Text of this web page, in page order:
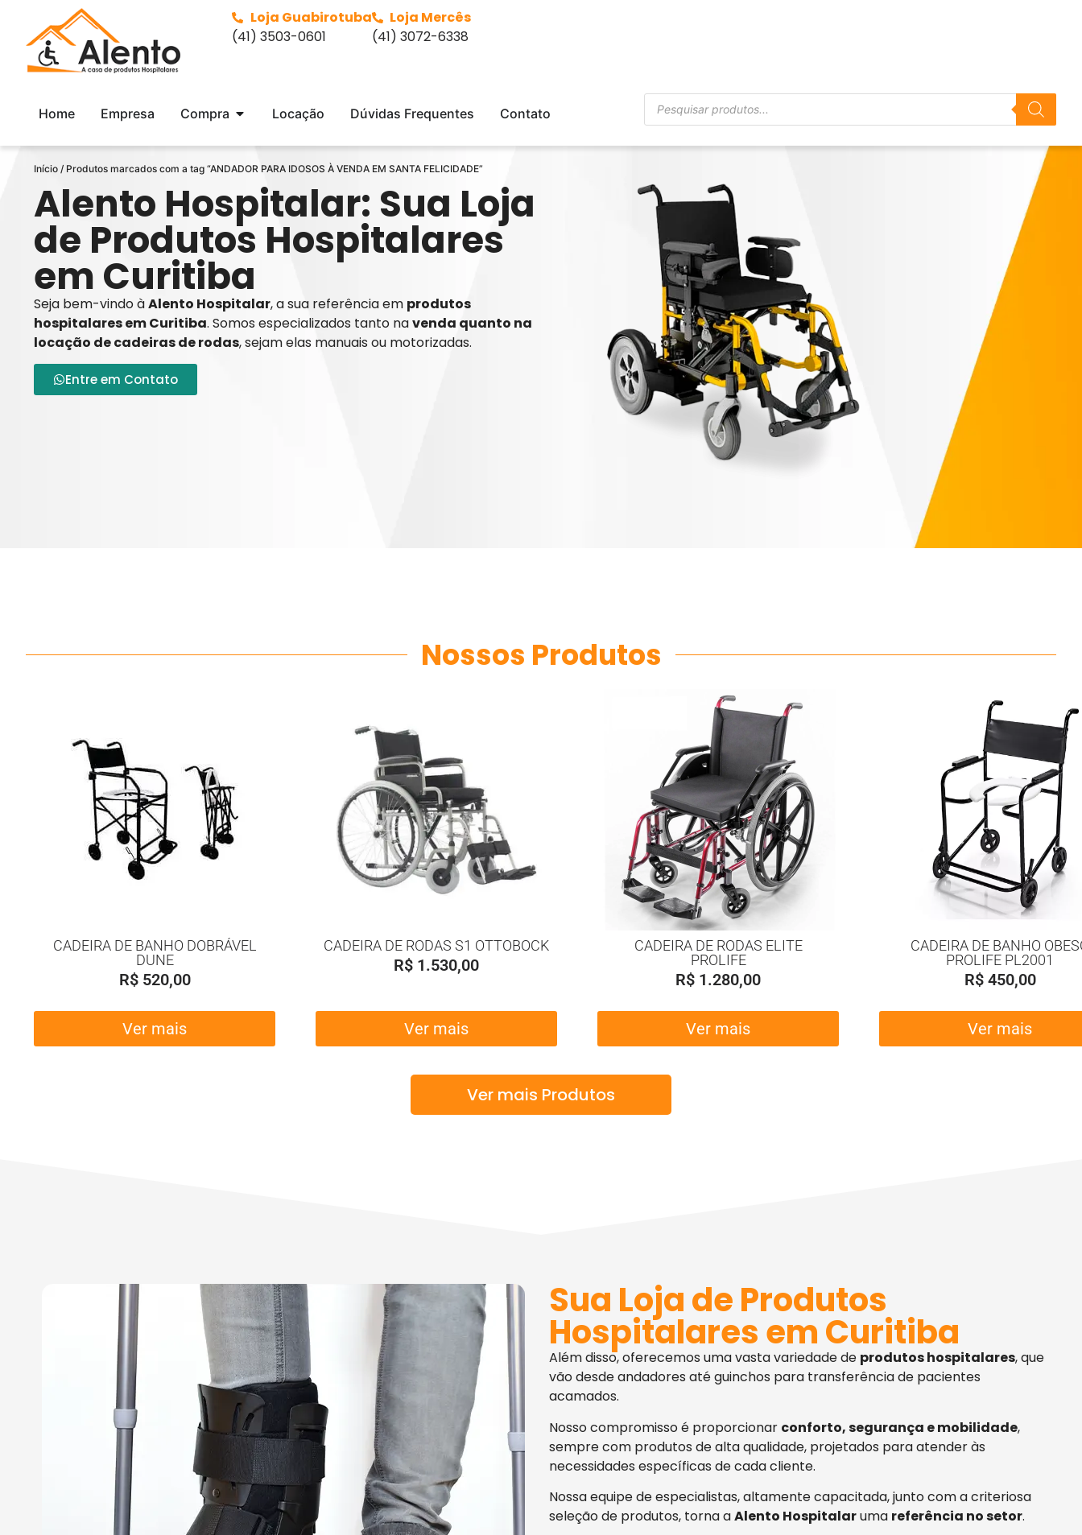
Loja Guabirotuba
(41) 3503-0601
Loja Mercês
(41) 3072-6338
Home Empresa Compra Locação Dúvidas Frequentes Contato
Início / Produtos marcados com a tag “ANDADOR PARA IDOSOS À VENDA EM SANTA FELICIDADE”
Alento Hospitalar: Sua Loja
de Produtos Hospitalares
em Curitiba
Seja bem-vindo àAlento Hospitalar, a sua referência em produtos
hospitalares em Curitiba. Somos especializados tanto navenda quanto na
locação de cadeiras de rodas, sejam elas manuais ou motorizadas.
Entre em Contato
Nossos Produtos
CADEIRA DE BANHO DOBRÁVEL
DUNE
R$520,00
Ver mais
CADEIRA DE RODAS S1 OTTOBOCK
R$ 1.530,00
Ver mais
CADEIRA DE RODAS ELITE
PROLIFE
R$ 1.280,00
Ver mais
CADEIRA DE BANHO
PROLIFE PL2001
R$450,00
Ver mais
Ver mais Produtos
Sua Loja de Produtos
Hospitalares em Curitiba
Além disso, oferecemos uma vasta variedade de produtos hospitalares, que
vão desde andadores até guinchos para transferência de pacientes
acamados.
Nosso compromisso é proporcionar conforto, segurança e mobilidade,
sempre com produtos de alta qualidade, projetados para atender às
necessidades específicas de cada cliente.
Nossa equipe de especialistas, altamente capacitada, junto com a criteriosa
seleção de produtos, torna aAlento Hospitalaruma referência no setor.